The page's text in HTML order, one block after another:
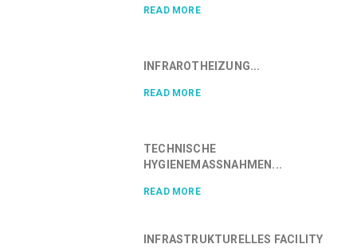
READ MORE
INFRAROTHEIZUNG...
READ MORE
TECHNISCHE
HYGIENEMASSNAHMEN...
READ MORE
INFRASTRUKTURELLES FACILITY